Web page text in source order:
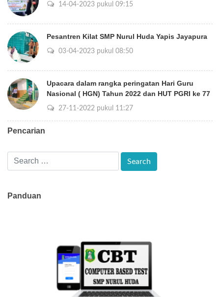
14-04-2023 pukul 09:15
Pesantren Kilat SMP Nurul Huda Yapis Jayapura
03-04-2023 pukul 08:50
Upacara dalam rangka peringatan Hari Guru
Nasional ( HGN) Tahun 2022 dan HUT PGRI ke 77
27-11-2022 pukul 11:27
Pencarian
Panduan